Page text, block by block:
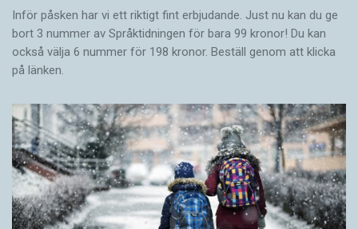
Inför påsken har vi ett riktigt fint erbjudande. Just nu kan du ge
bort 3 nummer av Språktidningen för bara 99 kronor! Du kan
också välja 6 nummer för 198 kronor. Beställ genom att klicka
på länken.